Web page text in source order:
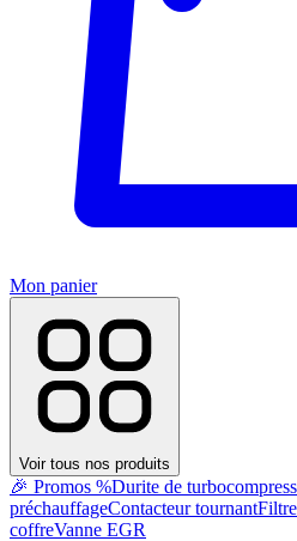
Mon panier
Voir tous nos produits
🎉 Promos %Durite de
préchauffageContacteur tournant
coffreVanne EGR